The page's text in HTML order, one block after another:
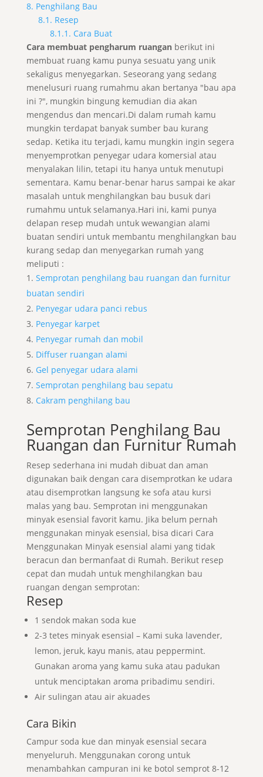
8. Penghilang Bau
8.1. Resep
8.1.1. Cara Buat
Cara membuat pengharum ruangan berikut ini
membuat ruang kamu punya sesuatu yang unik
sekaligus menyegarkan. Seseorang yang sedang
menelusuri ruang rumahmu akan bertanya "bau apa
ini ?", mungkin bingung kemudian dia akan
mengendus dan mencari.Di dalam rumah kamu
mungkin terdapat banyak sumber bau kurang
sedap. Ketika itu terjadi, kamu mungkin ingin segera
menyemprotkan penyegar udara komersial atau
menyalakan lilin, tetapi itu hanya untuk menutupi
sementara. Kamu benar-benar harus sampai ke akar
masalah untuk menghilangkan bau busuk dari
rumahmu untuk selamanya.Hari ini, kami punya
delapan resep mudah untuk wewangian alami
buatan sendiri untuk membantu menghilangkan bau
kurang sedap dan menyegarkan rumah yang
meliputi :
Semprotan penghilang bau ruangan dan furnitur
buatan sendiri
Penyegar udara panci rebus
Penyegar karpet
Penyegar rumah dan mobil
Diffuser ruangan alami
Gel penyegar udara alami
Semprotan penghilang bau sepatu
Cakram penghilang bau
Semprotan Penghilang Bau
Ruangan dan Furnitur Rumah
Resep sederhana ini mudah dibuat dan aman
digunakan baik dengan cara disemprotkan ke udara
atau disemprotkan langsung ke sofa atau kursi
malas yang bau. Semprotan ini menggunakan
minyak esensial favorit kamu. Jika belum pernah
menggunakan minyak esensial, bisa dicari Cara
Menggunakan Minyak esensial alami yang tidak
beracun dan bermanfaat di Rumah. Berikut resep
cepat dan mudah untuk menghilangkan bau
ruangan dengan semprotan:
Resep
1 sendok makan soda kue
2-3 tetes minyak esensial – Kami suka lavender,
lemon, jeruk, kayu manis, atau peppermint.
Gunakan aroma yang kamu suka atau padukan
untuk menciptakan aroma pribadimu sendiri.
Air sulingan atau air akuades
Cara Bikin
Campur soda kue dan minyak esensial secara
menyeluruh. Menggunakan corong untuk
menambahkan campuran ini ke botol semprot 8-12